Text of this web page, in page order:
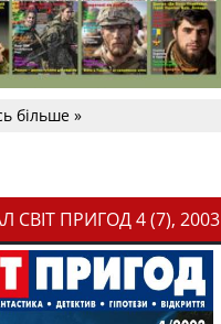
більше »
СВІТ ПРИГОД 4 (7), 2003